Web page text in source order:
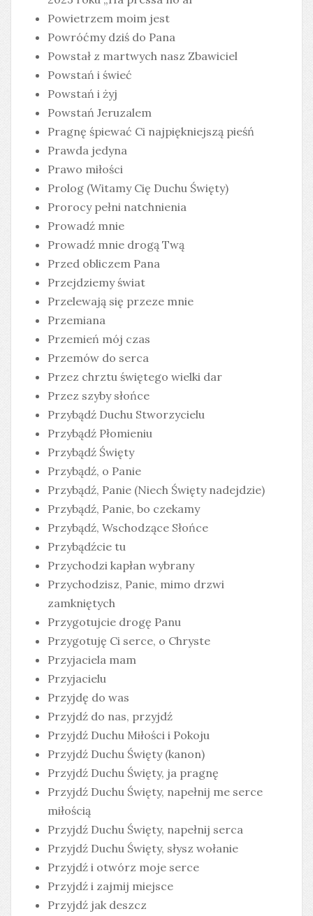
Powietrzem moim jest
Powróćmy dziś do Pana
Powstał z martwych nasz Zbawiciel
Powstań i świeć
Powstań i żyj
Powstań Jeruzalem
Pragnę śpiewać Ci najpiękniejszą pieśń
Prawda jedyna
Prawo miłości
Prolog (Witamy Cię Duchu Święty)
Prorocy pełni natchnienia
Prowadź mnie
Prowadź mnie drogą Twą
Przed obliczem Pana
Przejdziemy świat
Przelewają się przeze mnie
Przemiana
Przemień mój czas
Przemów do serca
Przez chrztu świętego wielki dar
Przez szyby słońce
Przybądź Duchu Stworzycielu
Przybądź Płomieniu
Przybądź Święty
Przybądź, o Panie
Przybądź, Panie (Niech Święty nadejdzie)
Przybądź, Panie, bo czekamy
Przybądź, Wschodzące Słońce
Przybądźcie tu
Przychodzi kapłan wybrany
Przychodzisz, Panie, mimo drzwi
zamkniętych
Przygotujcie drogę Panu
Przygotuję Ci serce, o Chryste
Przyjaciela mam
Przyjacielu
Przyjdę do was
Przyjdź do nas, przyjdź
Przyjdź Duchu Miłości i Pokoju
Przyjdź Duchu Święty (kanon)
Przyjdź Duchu Święty, ja pragnę
Przyjdź Duchu Święty, napełnij me serce
miłością
Przyjdź Duchu Święty, napełnij serca
Przyjdź Duchu Święty, słysz wołanie
Przyjdź i otwórz moje serce
Przyjdź i zajmij miejsce
Przyjdź jak deszcz